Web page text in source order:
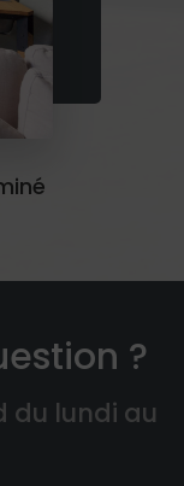
?
du lundi au